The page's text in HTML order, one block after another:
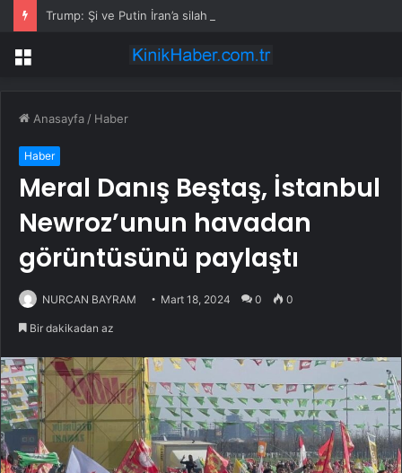
Trump: Şi ve Putin İran’a silah satmayacaklarını söyledi
Menü
Anasayfa / Haber
Haber
Meral Danış Beştaş, İstanbul
Newroz’unun havadan
görüntüsünü paylaştı
NURCAN BAYRAM Mart 18, 2024 0 0
Bir dakikadan az